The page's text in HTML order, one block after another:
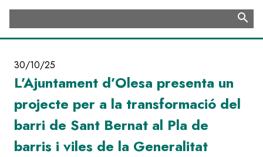
search
30/10/25
L’Ajuntament d’Olesa presenta un
projecte per a la transformació del
barri de Sant Bernat al Pla de
barris i viles de la Generalitat